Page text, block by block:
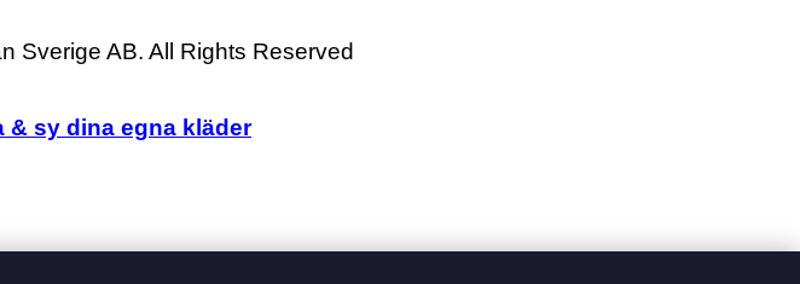
Sverige AB. All Rights Reserved